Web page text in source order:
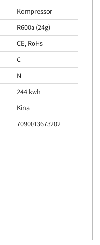
Kompressor
R600a (24g)
CE, RoHs
C
N
244 kwh
Kina
7090013673202